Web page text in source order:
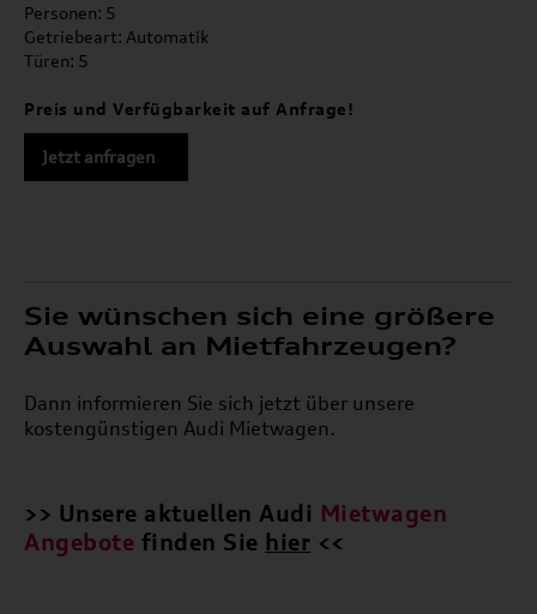
Personen: 5
Getriebeart: Automatik
Türen: 5
Preis und Verfügbarkeit auf Anfrage!
Jetzt anfragen
Sie wünschen sich eine größere
Auswahl an Mietfahrzeugen?
Dann informieren Sie sich jetzt über unsere
kostengünstigen Audi Mietwagen.
>> Unsere aktuellen Audi Mietwagen
Angebote finden Sie hier <<